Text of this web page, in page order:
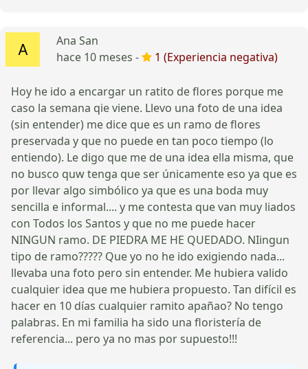
Ana San
hace 10 meses -
1 (Experiencia negativa)
Hoy he ido a encargar un ratito de flores porque me
caso la semana qie viene. Llevo una foto de una idea
(sin entender) me dice que es un ramo de flores
preservada y que no puede en tan poco tiempo (lo
entiendo). Le digo que me de una idea ella misma, que
no busco quw tenga que ser únicamente eso ya que es
por llevar algo simbólico ya que es una boda muy
sencilla e informal.... y me contesta que van muy liados
con Todos los Santos y que no me puede hacer
NINGUN ramo. DE PIEDRA ME HE QUEDADO. NIingun
tipo de ramo????? Que yo no he ido exigiendo nada...
llevaba una foto pero sin entender. Me hubiera valido
cualquier idea que me hubiera propuesto. Tan difícil es
hacer en 10 días cualquier ramito apañao? No tengo
palabras. En mi familia ha sido una floristería de
referencia... pero ya no mas por supuesto!!!